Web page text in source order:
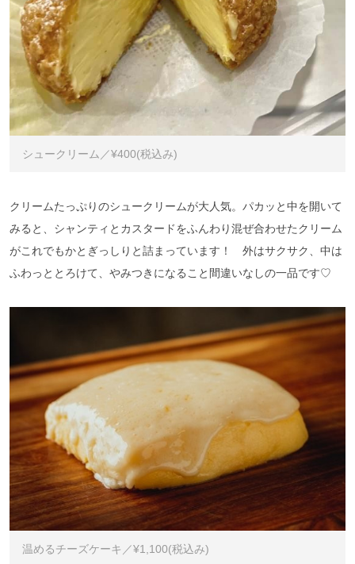
シュークリーム／¥400(税込み)
クリームたっぷりのシュークリームが大人気。パカッと中を開いて
みると、シャンティとカスタードをふんわり混ぜ合わせたクリーム
がこれでもかとぎっしりと詰まっています！ 外はサクサク、中は
ふわっととろけて、やみつきになること間違いなしの一品です♡
温めるチーズケーキ／¥1,100(税込み)